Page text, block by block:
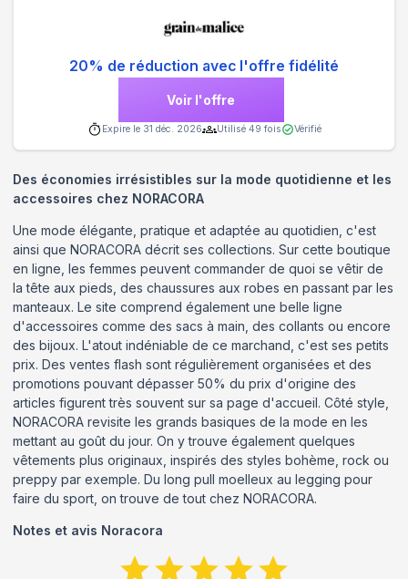
20% de réduction avec l'offre fidélité
Voir l'offre
Expire le 31 déc. 2026 Utilisé 49 fois Vérifié
Des économies irrésistibles sur la mode quotidienne et les
accessoires chez NORACORA
Une mode élégante, pratique et adaptée au quotidien, c'est
ainsi que NORACORA décrit ses collections. Sur cette boutique
en ligne, les femmes peuvent commander de quoi se vêtir de
la tête aux pieds, des chaussures aux robes en passant par les
manteaux. Le site comprend également une belle ligne
d'accessoires comme des sacs à main, des collants ou encore
des bijoux. L'atout indéniable de ce marchand, c'est ses petits
prix. Des ventes flash sont régulièrement organisées et des
promotions pouvant dépasser 50% du prix d'origine des
articles figurent très souvent sur sa page d'accueil. Côté style,
NORACORA revisite les grands basiques de la mode en les
mettant au goût du jour. On y trouve également quelques
vêtements plus originaux, inspirés des styles bohème, rock ou
preppy par exemple. Du long pull moelleux au legging pour
faire du sport, on trouve de tout chez NORACORA.
Notes et avis Noracora